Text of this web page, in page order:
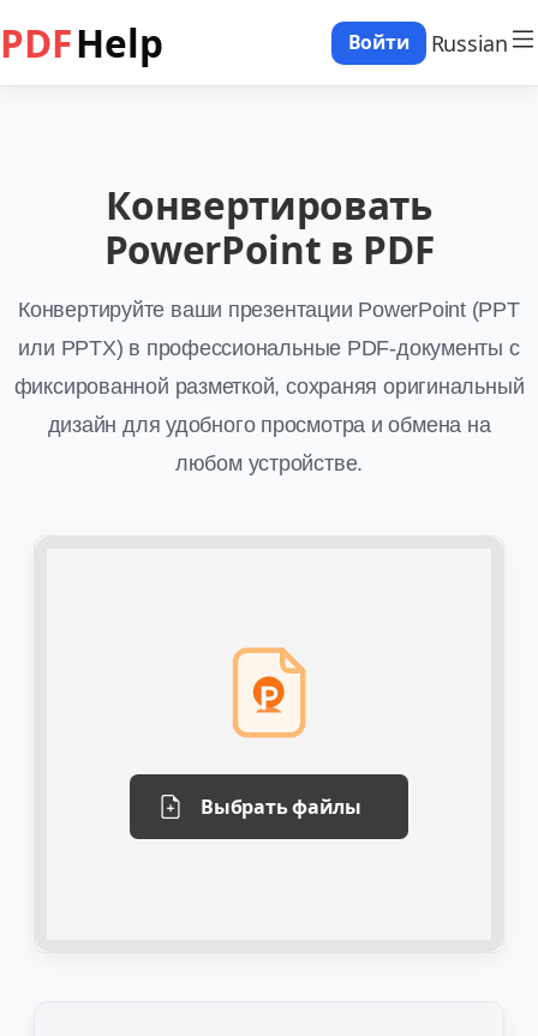
PDFHelp Войти Russian
Конвертировать
PowerPoint в PDF
Конвертируйте ваши презентации PowerPoint (PPT
или PPTX) в профессиональные PDF-документы с
фиксированной разметкой, сохраняя оригинальный
дизайн для удобного просмотра и обмена на
любом устройстве.
Выбрать файлы